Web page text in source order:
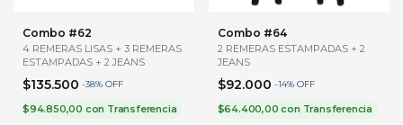
Combo #62
4 REMERAS LISAS + 3 REMERAS
ESTAMPADAS + 2 JEANS
$135.500 -38% OFF
$94.850,00 con Transferencia
Combo #64
2 REMERAS ESTAMPADAS + 2
JEANS
$92.000 -14% OFF
$64.400,00con Transferencia